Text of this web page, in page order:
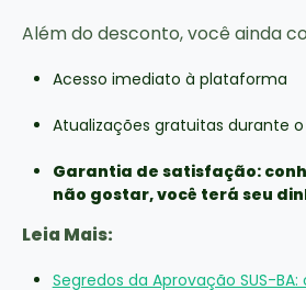
Além do desconto, você ainda
Acesso imediato à plataforma
Atualizações gratuitas durante
Garantia de satisfação:
não gostar, você terá seu
Leia Mais:
Segredos da Aprovação SUS-